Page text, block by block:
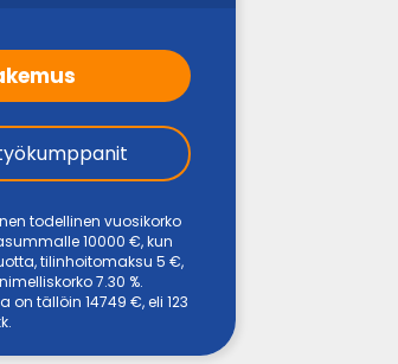
todellinen vuosikorko
10000 €, kun
tilinhoitomaksu 5 €,
7.30 %.
tällöin 14749 €, eli 123